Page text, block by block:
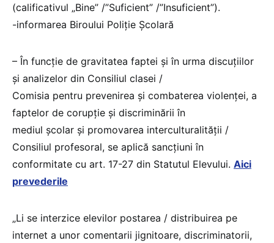
(calificativul „Bine” /”Suficient” /”Insuficient”).
-informarea Biroului Poliție Școlară
– În funcţie de gravitatea faptei şi în urma discuţiilor
și analizelor din Consiliul clasei /
Comisia pentru prevenirea și combaterea violenței, a
faptelor de corupție și discriminării în
mediul școlar și promovarea interculturalității /
Consiliul profesoral, se aplică sancţiuni în
conformitate cu art. 17-27 din Statutul Elevului. Aici
prevederile
„Li se interzice elevilor postarea / distribuirea pe
internet a unor comentarii jignitoare, discriminatorii,